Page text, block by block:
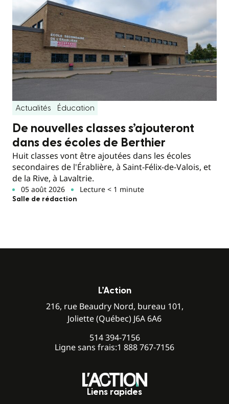
Actualités Éducation
De nouvelles classes s’ajouteront
dans des écoles de Berthier
Huit classes vont être ajoutées dans les écoles
secondaires de l'Érablière, à Saint-Félix-de-Valois, et
de la Rive, à Lavaltrie.
05 août 2026 Lecture < 1 minute
Salle de rédaction
L’Action
216, rue Beaudry Nord, bureau 101,
Joliette (Québec) J6A 6A6
514 394-7156
Ligne sans frais:1 888 767-7156
Liens rapides